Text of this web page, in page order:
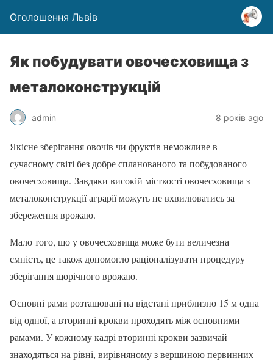
Оголошення Львів
Як побудувати овочесховища з
металоконструкцій
admin 8 років ago
Якісне зберігання овочів чи фруктів неможливе в
сучасному світі без добре спланованого та побудованого
овочесховища. Завдяки високій місткості овочесховища з
металоконструкції аграрії можуть не вхвилюватись за
збереження врожаю.
Мало того, що у овочесховища може бути величезна
ємність, це також допомогло раціоналізувати процедуру
зберігання щорічного врожаю.
Основні рами розташовані на відстані приблизно 15 м одна
від одної, а вторинні крокви проходять між основними
рамами. У кожному кадрі вторинні крокви зазвичай
знаходяться на рівні, вирівняному з вершиною первинних